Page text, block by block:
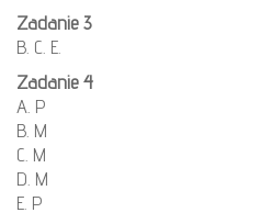
Zadanie 3
B. C. E.
Zadanie 4
A. P
B. M
C. M
D. M
E. P